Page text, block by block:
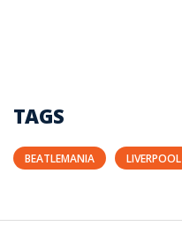
TAGS
BEATLEMANIA LIVERPOOL